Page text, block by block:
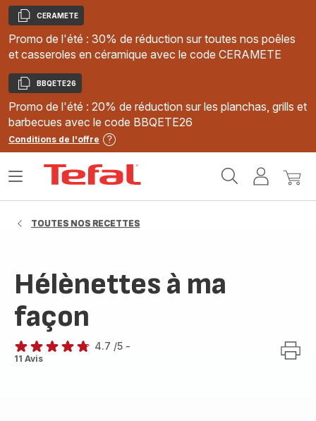
Copier
CERAMETE
Promo de l'été : 30% de réduction sur toutes nos poêles
et casseroles en céramique avec le code CERAMETE
Copier
BBQETE26
Promo de l'été : 20% de réduction sur les planchas, grills et
barbecues avec le code BBQETE26
Conditions de l'offre
MonMon
Ouvrir
TOUTES NOS RECETTES
Hélènettes à ma
façon
ratings.4.7
4.7 /5 -
11 Avis